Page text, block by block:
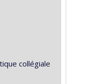
collégiale